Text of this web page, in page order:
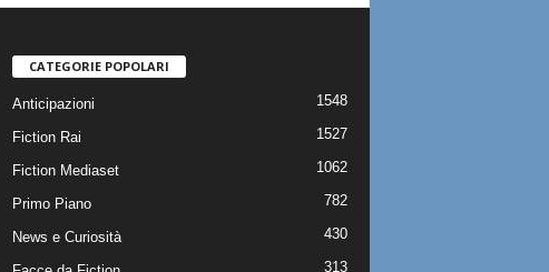
CATEGORIE POPOLARI
Anticipazioni 1548
Fiction Rai 1527
Fiction Mediaset 1062
Primo Piano 782
News e Curiosità 430
313